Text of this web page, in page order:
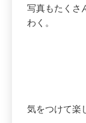
写真もたくさ
わく。
気をつけて楽